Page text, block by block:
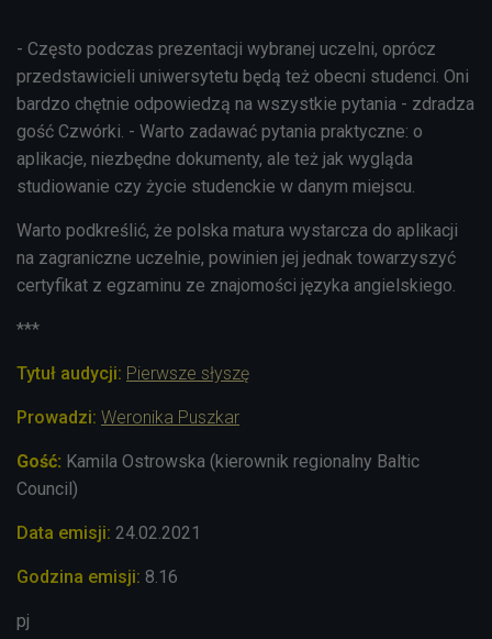
- Często podczas prezentacji wybranej uczelni, oprócz
przedstawicieli uniwersytetu będą też obecni studenci. Oni
bardzo chętnie odpowiedzą na wszystkie pytania - zdradza
gość Czwórki. - Warto zadawać pytania praktyczne: o
aplikacje, niezbędne dokumenty, ale też jak wygląda
studiowanie czy życie studenckie w danym miejscu.
Warto podkreślić, że polska matura wystarcza do aplikacji
na zagraniczne uczelnie, powinien jej jednak towarzyszyć
certyfikat z egzaminu ze znajomości języka angielskiego.
***
Tytuł audycji: Pierwsze słyszę
Prowadzi: Weronika Puszkar
Gość: Kamila Ostrowska (kierownik regionalny Baltic
Council)
Data emisji: 24.02.2021
Godzina emisji: 8.16
pj